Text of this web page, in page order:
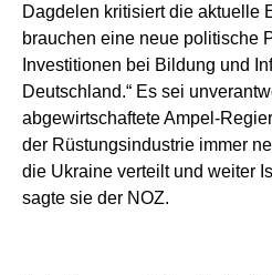
Dagdelen kritisiert die aktuelle
brauchen eine neue politische
Investitionen bei Bildung und
Deutschland.“ Es sei
abgewirtschaftete Ampel-
der Rüstungsindustrie immer
die Ukraine verteilt und weiter
sagte sie der NOZ.